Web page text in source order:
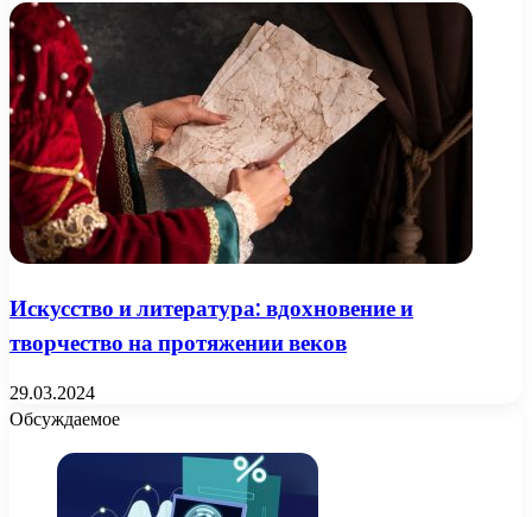
Искусство и литература: вдохновение и
творчество на протяжении веков
29.03.2024
Обсуждаемое